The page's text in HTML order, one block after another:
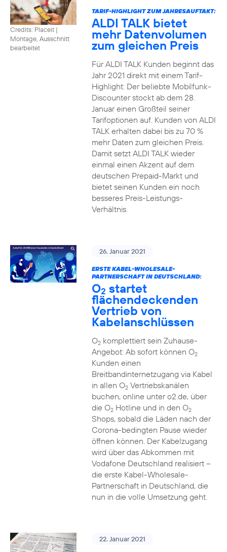
Credits: Placeit |
Montage, Ausschnitt
bearbeitet
TARIF-HIGHLIGHT ZUM JAHRESAUFTAKT:
ALDI TALK bietet
mehr Datenvolumen
zum gleichen Preis
Für ALDI TALK Kunden beginnt das
Jahr 2021 direkt mit einem Tarif-
Highlight: Der beliebte Mobilfunk-
Discounter stockt ab dem 28.
Januar einen Großteil seiner
Tarifoptionen auf. Kunden von ALDI
TALK erhalten dabei bis zu 70 %
mehr Daten zum gleichen Preis.
Damit setzt ALDI TALK wieder
einmal einen Akzent auf dem
deutschen Prepaid-Markt und
bietet seinen Kunden ein noch
besseres Preis-Leistungs-
Verhältnis.
26. Januar 2021
ERSTE KABEL-WHOLESALE-
PARTNERSCHAFT IN DEUTSCHLAND:
O2 startet
flächendeckenden
Vertrieb von
Kabelanschlüssen
O2komplettiert sein Zuhause-
Angebot: Ab sofort können O2
Kunden einen
Breitbandinternetzugang via Kabel
in allen O2Vertriebskanälen
buchen, online unter o2.de, über
die O2Hotline und in den O2
Shops, sobald die Läden nach der
Corona-bedingten Pause wieder
öffnen können. Der Kabelzugang
wird über das Abkommen mit
Vodafone Deutschland realisiert –
die erste Kabel-Wholesale-
Partnerschaft in Deutschland, die
nun in die volle Umsetzung geht.
22. Januar 2021